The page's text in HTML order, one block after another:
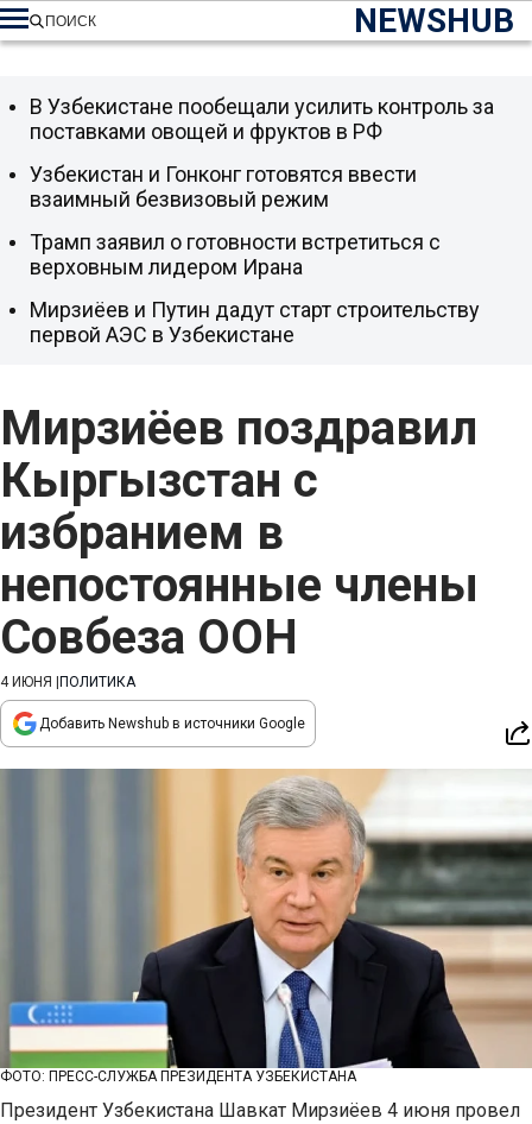
NEWSHUB
ПОИСК
Мирзиёев поздравил
Кыргызстан с
избранием в
непостоянные члены
Совбеза ООН
4 ИЮНЯ ПОЛИТИКА
Добавить Newshub в источники Google
ФОТО: ПРЕСС-СЛУЖБА ПРЕЗИДЕНТА УЗБЕКИСТАНА
Президент Узбекистана Шавкат Мирзиёев 4 июня провел
В Узбекистане пообещали усилить контроль за
поставками овощей и фруктов в РФ
Узбекистан и Гонконг готовятся ввести
взаимный безвизовый режим
Трамп заявил о готовности встретиться с
верховным лидером Ирана
Мирзиёев и Путин дадут старт строительству
первой АЭС в Узбекистане